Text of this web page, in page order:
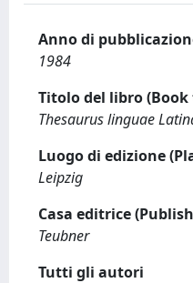
Anno di
1984
Titolo del libro
Thesaurus linguae
Luogo di edizione
Leipzig
Casa editrice
Teubner
Tutti gli autori